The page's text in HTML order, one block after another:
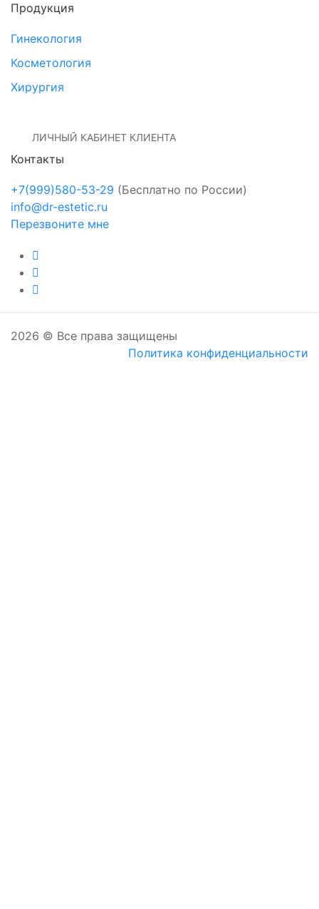
Продукция
Гинекология
Косметология
Хирургия
ЛИЧНЫЙ КАБИНЕТ КЛИЕНТА
Контакты
+7(999)580-53-29 (Бесплатно по России)
info@dr-estetic.ru
Перезвоните мне
2026 © Все права защищены
Политика конфиденциальности